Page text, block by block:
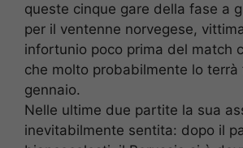
queste cinque gare della fase a
per il ventenne norvegese,
infortunio poco prima del match
che molto probabilmente lo terrà
gennaio.
Nelle ultime due partite la sua
inevitabilmente sentita: dopo il